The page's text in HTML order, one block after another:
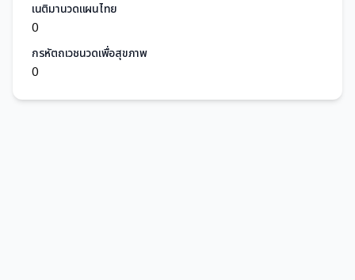
เนติมานวดแผนไทย
0
กรหัตถเวชนวดเพื่อสุขภาพ
0